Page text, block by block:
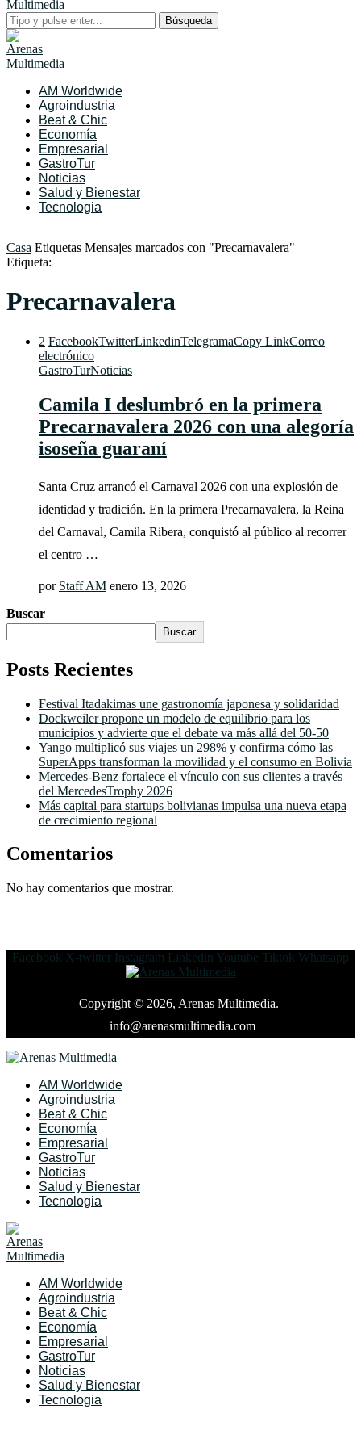
Búsqueda
AM Worldwide
Agroindustria
Beat & Chic
Economía
Empresarial
GastroTur
Noticias
Salud y Bienestar
Tecnologia
Casa Etiquetas Mensajes marcados con "Precarnavalera"
Etiqueta:
Precarnavalera
2 FacebookTwitterLinkedinTelegramaCopy LinkCorreo
electrónico
GastroTurNoticias
Camila I deslumbró en la primera
Precarnavalera 2026 con una alegoría
isoseña guaraní
Santa Cruz arrancó el Carnaval 2026 con una explosión de
identidad y tradición. En la primera Precarnavalera, la Reina
del Carnaval, Camila Ribera, conquistó al público al recorrer
el centro …
por Staff AM enero 13, 2026
Buscar
Buscar
Posts Recientes
Festival Itadakimas une gastronomía japonesa y solidaridad
Dockweiler propone un modelo de equilibrio para los
municipios y advierte que el debate va más allá del 50-50
Yango multiplicó sus viajes un 298% y confirma cómo las
SuperApps transforman la movilidad y el consumo en Bolivia
Mercedes-Benz fortalece el vínculo con sus clientes a través
del MercedesTrophy 2026
Más capital para startups bolivianas impulsa una nueva etapa
de crecimiento regional
Comentarios
No hay comentarios que mostrar.
Facebook X-twitter Instagram Linkedin Youtube Tiktok Whatsapp
Copyright © 2026, Arenas Multimedia.
info@arenasmultimedia.com
AM Worldwide
Agroindustria
Beat & Chic
Economía
Empresarial
GastroTur
Noticias
Salud y Bienestar
Tecnologia
AM Worldwide
Agroindustria
Beat & Chic
Economía
Empresarial
GastroTur
Noticias
Salud y Bienestar
Tecnologia